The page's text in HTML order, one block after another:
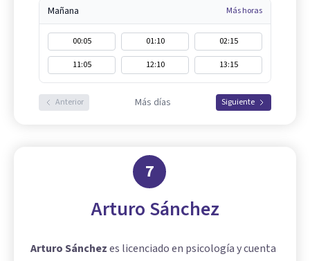
Mañana Más horas
00:05 01:10
02:15
11:05
12:10 13:15
Anterior Más días Siguiente
7
Arturo Sánchez
Arturo Sánchezes licenciado en psicología y cuenta